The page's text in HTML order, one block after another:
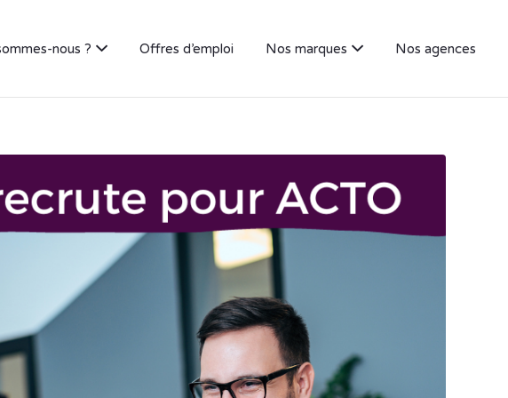
nous ? Offres d’emploi Nos marques Nos agences